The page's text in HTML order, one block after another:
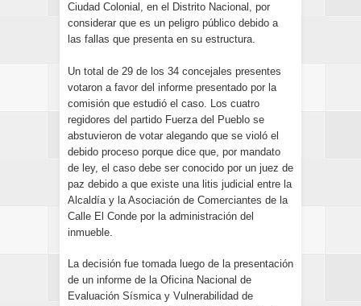
Ciudad Colonial, en el Distrito Nacional, por
considerar que es un peligro público debido a
las fallas que presenta en su estructura.
Un total de 29 de los 34 concejales presentes
votaron a favor del informe presentado por la
comisión que estudió el caso. Los cuatro
regidores del partido Fuerza del Pueblo se
abstuvieron de votar alegando que se violó el
debido proceso porque dice que, por mandato
de ley, el caso debe ser conocido por un juez de
paz debido a que existe una litis judicial entre la
Alcaldía y la Asociación de Comerciantes de la
Calle El Conde por la administración del
inmueble.
La decisión fue tomada luego de la presentación
de un informe de la Oficina Nacional de
Evaluación Sísmica y Vulnerabilidad de